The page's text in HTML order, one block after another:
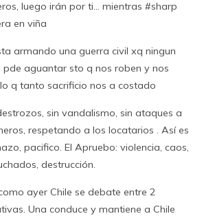
luego irán por ti… mientras #sharp
en viña
armando una guerra civil xq ningun
pde aguantar sto q nos roben y nos
q tanto sacrificio nos a costado
sin vandalismo, sin ataques a
respetando a los locatarios . Así es
pacifico. El Apruebo: violencia, caos,
destrucción.
ayer Chile se debate entre 2
Una conduce y mantiene a Chile